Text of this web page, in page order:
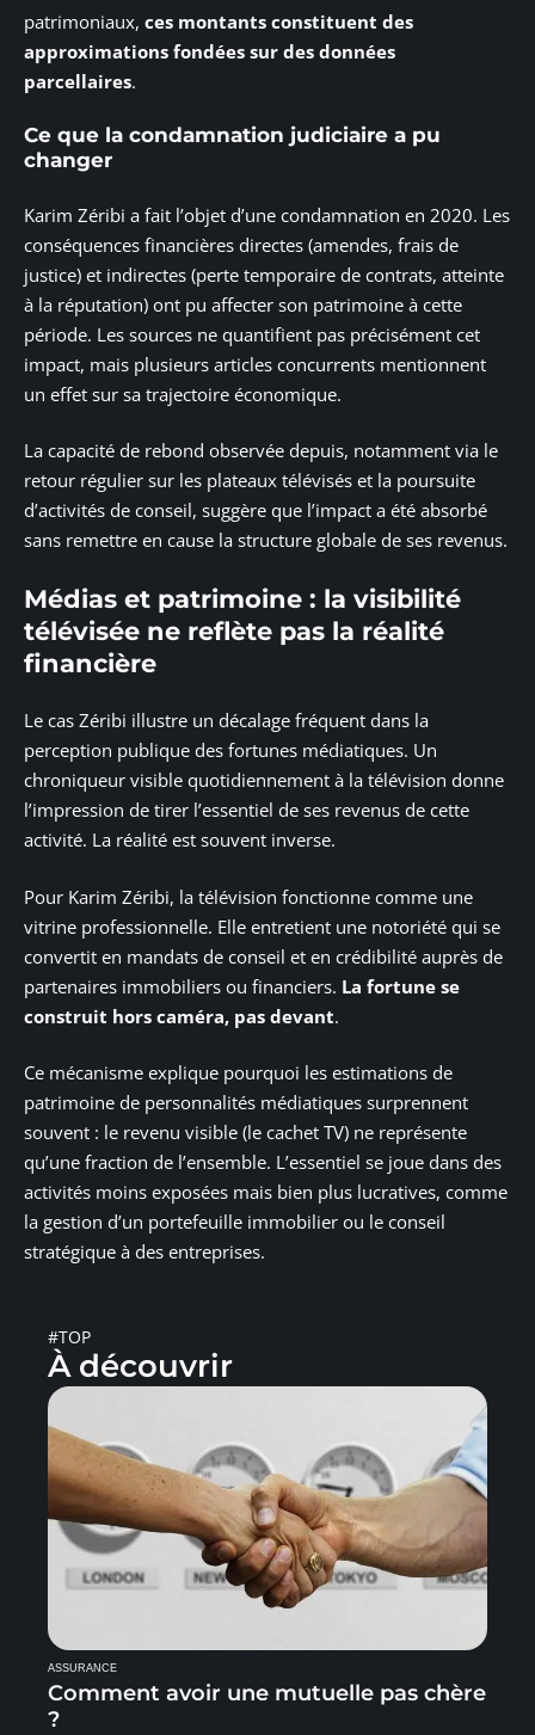
patrimoniaux, ces montants constituent des
approximations fondées sur des données
parcellaires.
Ce que la condamnation judiciaire a pu
changer
Karim Zéribi a fait l’objet d’une condamnation en 2020. Les
conséquences financières directes (amendes, frais de
justice) et indirectes (perte temporaire de contrats, atteinte
à la réputation) ont pu affecter son patrimoine à cette
période. Les sources ne quantifient pas précisément cet
impact, mais plusieurs articles concurrents mentionnent
un effet sur sa trajectoire économique.
La capacité de rebond observée depuis, notamment via le
retour régulier sur les plateaux télévisés et la poursuite
d’activités de conseil, suggère que l’impact a été absorbé
sans remettre en cause la structure globale de ses revenus.
Médias et patrimoine : la visibilité
télévisée ne reflète pas la réalité
financière
Le cas Zéribi illustre un décalage fréquent dans la
perception publique des fortunes médiatiques. Un
chroniqueur visible quotidiennement à la télévision donne
l’impression de tirer l’essentiel de ses revenus de cette
activité. La réalité est souvent inverse.
Pour Karim Zéribi, la télévision fonctionne comme une
vitrine professionnelle. Elle entretient une notoriété qui se
convertit en mandats de conseil et en crédibilité auprès de
partenaires immobiliers ou financiers. La fortune se
construit hors caméra, pas devant.
Ce mécanisme explique pourquoi les estimations de
patrimoine de personnalités médiatiques surprennent
souvent : le revenu visible (le cachet TV) ne représente
qu’une fraction de l’ensemble. L’essentiel se joue dans des
activités moins exposées mais bien plus lucratives, comme
la gestion d’un portefeuille immobilier ou le conseil
stratégique à des entreprises.
#TOP
À découvrir
ASSURANCE
Comment avoir une mutuelle pas chère
?